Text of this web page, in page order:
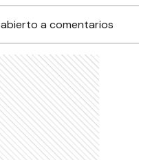
a comentarios